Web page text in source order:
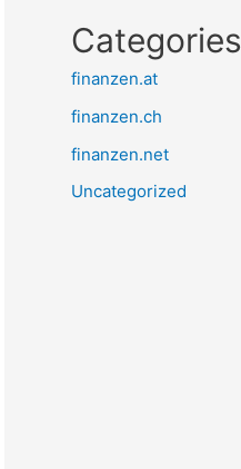
Categories
finanzen.at
finanzen.ch
finanzen.net
Uncategorized